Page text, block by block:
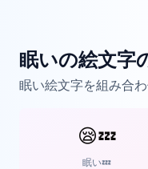
眠いの絵文字
眠い絵文字を組み合わ
😪💤
眠い💤